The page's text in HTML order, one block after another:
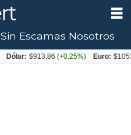
Sin Escamas Nosotros
$913,86(+0.25%) Euro: $1053,08 (-